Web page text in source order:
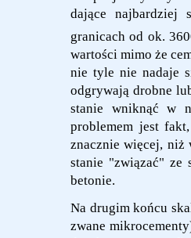
dające najbardziej
granicach od ok.
wartości mimo że
nie tyle nie nadaje
odgrywają drobne
stanie wniknąć w
problemem jest
znacznie więcej, niż
stanie "związać" ze
betonie.
Na drugim końcu
zwane